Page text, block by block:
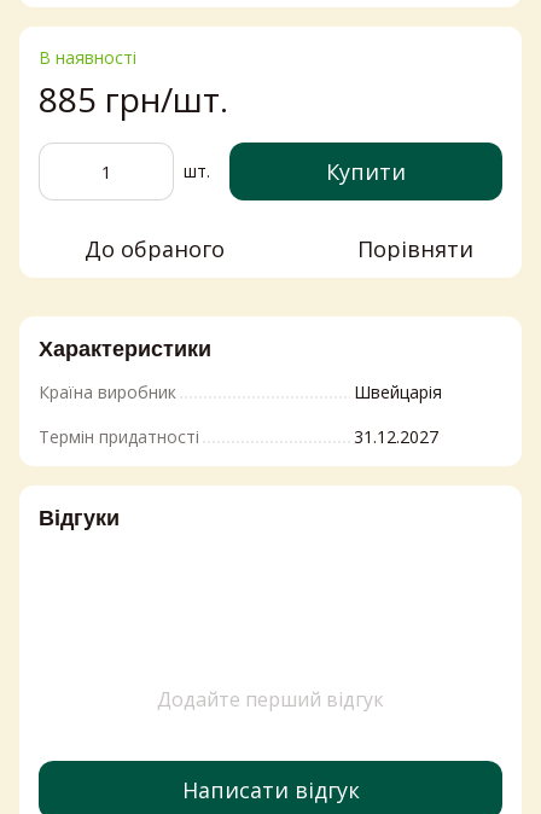
В наявності
885 грн/шт.
шт. Купити
До обраного Порівняти
Характеристики
Країна виробник
Швейцарія
Термін придатності
31.12.2027
Відгуки
Додайте перший відгук
Написати відгук